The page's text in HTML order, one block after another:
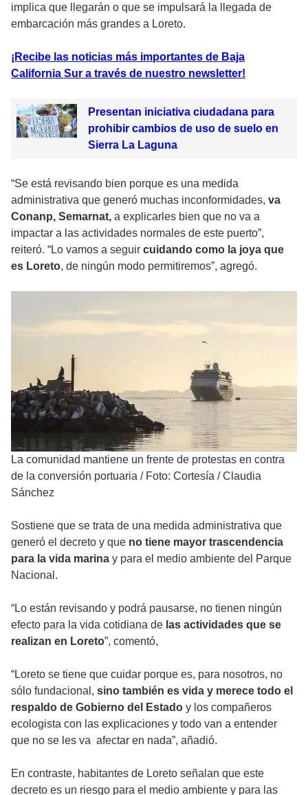
implica que llegarán o que se impulsará la llegada de
embarcación más grandes a Loreto.
¡Recibe las noticias más importantes de Baja
California Sur a través de nuestro newsletter!
Presentan iniciativa ciudadana para
prohibir cambios de uso de suelo en
Sierra La Laguna
“Se está revisando bien porque es una medida
administrativa que generó muchas inconformidades, va
Conanp, Semarnat, a explicarles bien que no va a
impactar a las actividades normales de este puerto”,
reiteró. “Lo vamos a seguir cuidando como la joya que
es Loreto, de ningún modo permitiremos”, agregó.
La comunidad mantiene un frente de protestas en contra
de la conversión portuaria / Foto: Cortesía / Claudia
Sánchez
Sostiene que se trata de una medida administrativa que
generó el decreto y que no tiene mayor trascendencia
para la vida marina y para el medio ambiente del Parque
Nacional.
“Lo están revisando y podrá pausarse, no tienen ningún
efecto para la vida cotidiana de las actividades que se
realizan en Loreto”, comentó,
“Loreto se tiene que cuidar porque es, para nosotros, no
sólo fundacional, sino también es vida y merece todo el
respaldo de Gobierno del Estado y los compañeros
ecologista con las explicaciones y todo van a entender
que no se les va afectar en nada”, añadió.
En contraste, habitantes de Loreto señalan que este
decreto es un riesgo para el medio ambiente y para las